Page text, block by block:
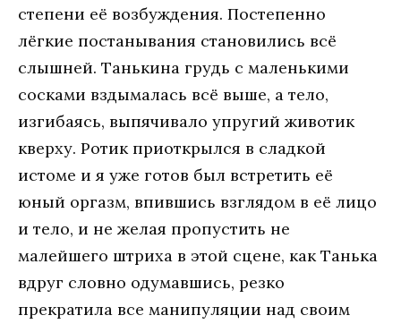
степени её возбуждения. Постепенно
лёгкие постанывания становились всё
слышней. Танькина грудь с маленькими
сосками вздымалась всё выше, а тело,
изгибаясь, выпячивало упругий животик
кверху. Ротик приоткрылся в сладкой
истоме и я уже готов был встретить её
юный оргазм, впившись взглядом в её лицо
и тело, и не желая пропустить не
малейшего штриха в этой сцене, как Танька
вдруг словно одумавшись, резко
прекратила все манипуляции над своим